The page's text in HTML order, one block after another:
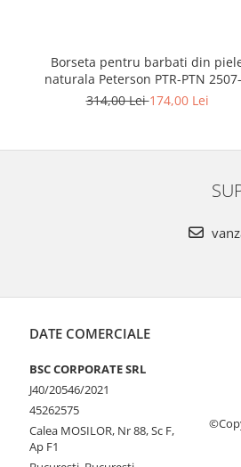
Borseta pentru barbati din
naturala Peterson PTR-PTN
314,00 Lei174,00 Lei
DATE COMERCIALE
BSC CORPORATE SRL
J40/20546/2021
45262575
Calea MOSILOR, Nr 88, Sc F,
Ap F1